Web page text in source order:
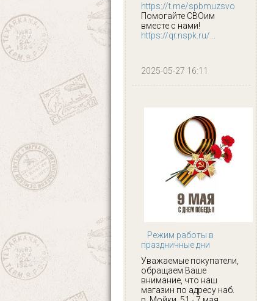
https://t.me/spbmuzsvo
Помогайте СВОим
вместе с нами!
https://qr.nspk.ru/...
2025-05-27 16:11
Режим работы в
праздничные дни
Уважаемые покупатели,
обращаем Ваше
внимание, что наш
магазин по адресу наб.